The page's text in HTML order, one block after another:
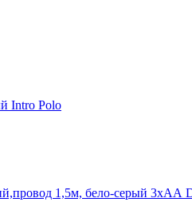
Intro Polo
1,5м, бело-серый 3хАА